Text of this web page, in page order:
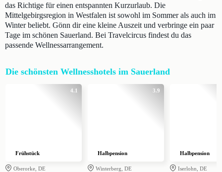
das Richtige für einen entspannten Kurzurlaub. Die
Mittelgebirgsregion in Westfalen ist sowohl im Sommer als auch im
Winter beliebt. Gönn dir eine kleine Auszeit und verbringe ein paar
Tage im schönen Sauerland. Bei Travelcircus findest du das
passende Wellnessarrangement.
Die schönsten Wellnesshotels im Sauerland
4.1
Frühstück
Oberorke, DE
3.9
Halbpension
Winterberg, DE
Halbpension
Iserlohn, DE